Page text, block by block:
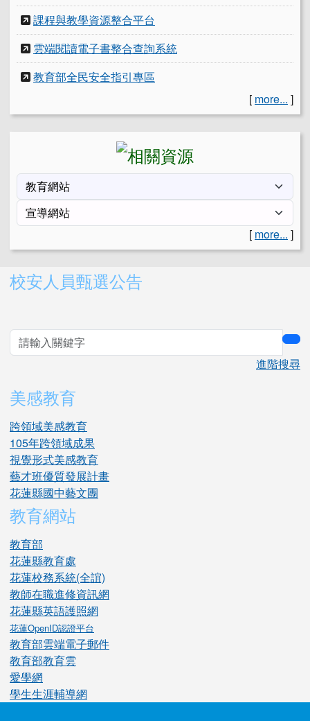
課程與教學資源整合平台
雲端閱讀電子書整合查詢系統
教育部全民安全指引專區
[ more... ]
[ more... ]
右邊區域內容
校安人員甄選公告
進階搜尋
美感教育
跨領域美感教育
105年跨領域成果
視覺形式美感教育
藝才班優質發展計畫
花蓮縣國中藝文團
教育網站
教育部
花蓮縣教育處
花蓮校務系統(全誼)
教師在職進修資訊網
花蓮縣英語護照網
花蓮OpenID認證平台
教育部雲端電子郵件
教育部教育雲
愛學網
學生生涯輔導網